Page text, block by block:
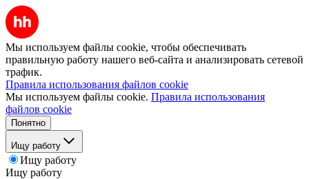
Мы используем файлы cookie, чтобы обеспечивать
правильную работу нашего веб-сайта и анализировать сетевой
трафик.
Правила использования файлов cookie
Мы используем файлы cookie. Правила использования
файлов cookie
Понятно
Ищу работу
Ищу работу
Ищу работу